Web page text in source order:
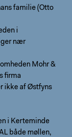
familie (Otto
i
nær
Mohr &
firma
ikke af Østfyns
i Kerteminde
både møllen,